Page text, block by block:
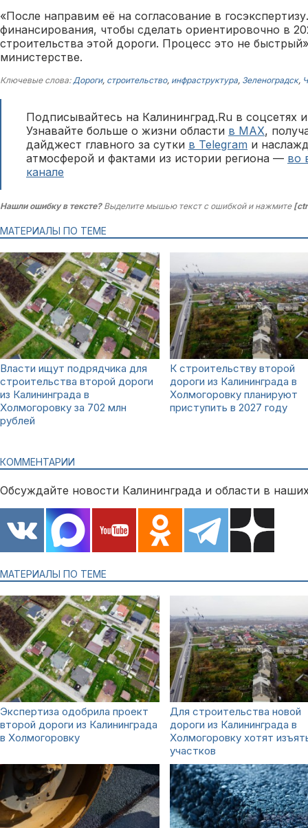
«После направим её на согласование в
финансирования, чтобы сделать ориентировочно в
строительства этой дороги. Процесс это не
министерстве.
Ключевые слова:Дороги, строительство, инфраструктура, Зеленоградск,
Подписывайтесь на Калининград.Ru в соцсетях
Узнавайте больше о жизни области в MAX,
дайджест главного за сутки в Telegram и
атмосферой и фактами из истории региона — во
канале
Нашли ошибку в тексте?Выделите мышью текст с ошибкой и нажмите
МАТЕРИАЛЫ ПО ТЕМЕ
Власти ищут подрядчика для
строительства второй дороги
из Калининграда в
Холмогоровку за 702 млн
рублей
К строительству второй
дороги из Калининграда в
Холмогоровку планируют
приступить в 2027 году
КОММЕНТАРИИ
Обсуждайте новости Калининграда и области в
МАТЕРИАЛЫ ПО ТЕМЕ
Экспертиза одобрила проект
второй дороги из Калининграда
в Холмогоровку
Для строительства новой
дороги из Калининграда в
Холмогоровку хотят
участков